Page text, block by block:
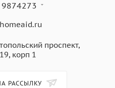
проспект,
корп 1
РАССЫЛКУ